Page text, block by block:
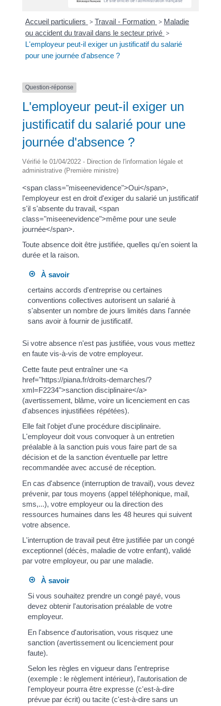
Accueil particuliers > Travail - Formation > Maladie
ou accident du travail dans le secteur privé >
L'employeur peut-il exiger un justificatif du salarié
pour une journée d'absence ?
Question-réponse
L'employeur peut-il exiger un
justificatif du salarié pour une
journée d'absence ?
Vérifié le 01/04/2022 - Direction de l'information légale et
administrative (Première ministre)
<span class="miseenevidence">Oui</span>,
l'employeur est en droit d'exiger du salarié un justificatif
s'il s'absente du travail, <span
class="miseenevidence">même pour une seule
journée</span>.
Toute absence doit être justifiée, quelles qu'en soient la
durée et la raison.
À savoir
certains accords d'entreprise ou certaines
conventions collectives autorisent un salarié à
s'absenter un nombre de jours limités dans l'année
sans avoir à fournir de justificatif.
Si votre absence n'est pas justifiée, vous vous mettez
en faute vis-à-vis de votre employeur.
Cette faute peut entraîner une <a
href="https://piana.fr/droits-demarches/?
xml=F2234">sanction disciplinaire</a>
(avertissement, blâme, voire un licenciement en cas
d'absences injustifiées répétées).
Elle fait l'objet d'une procédure disciplinaire.
L'employeur doit vous convoquer à un entretien
préalable à la sanction puis vous faire part de sa
décision et de la sanction éventuelle par lettre
recommandée avec accusé de réception.
En cas d'absence (interruption de travail), vous devez
prévenir, par tous moyens (appel téléphonique, mail,
sms,...), votre employeur ou la direction des
ressources humaines dans les 48 heures qui suivent
votre absence.
L'interruption de travail peut être justifiée par un congé
exceptionnel (décès, maladie de votre enfant), validé
par votre employeur, ou par une maladie.
À savoir
Si vous souhaitez prendre un congé payé, vous
devez obtenir l'autorisation préalable de votre
employeur.
En l'absence d'autorisation, vous risquez une
sanction (avertissement ou licenciement pour
faute).
Selon les règles en vigueur dans l'entreprise
(exemple : le règlement intérieur), l'autorisation de
l'employeur pourra être expresse (c'est-à-dire
prévue par écrit) ou tacite (c'est-à-dire sans un